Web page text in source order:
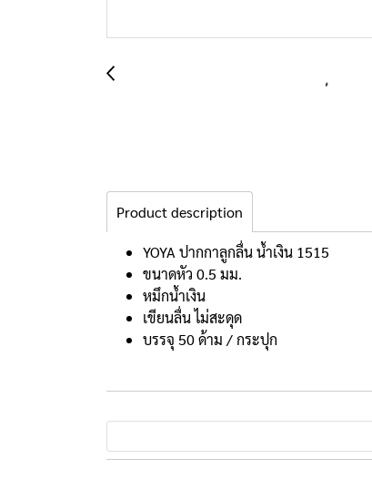
Product description
YOYA ปากกาลูกลื่น น้ำเงิน 1515
ขนาดหัว 0.5 มม.
หมึกน้ำเงิน
เขียนลื่น ไม่สะดุด
บรรจุ 50 ด้าม / กระปุก